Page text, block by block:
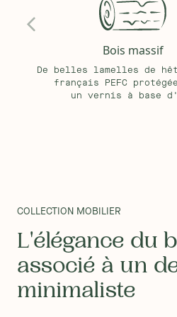
Service de montage :
Oui en
Notice :
Télécharger la notice
Bois massif
De belles lamelles de
français PEFC
un vernis à base
COLLECTION MOBILIER
L'élégance du
associé à un
minimaliste